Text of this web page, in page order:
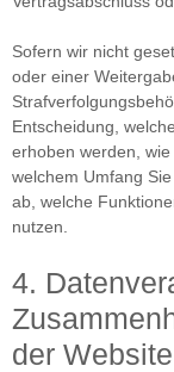
Sofern wir nicht
oder einer
Entscheidung,
erhoben werden,
welchem Umfang
ab, welche
nutzen.
4.
der Website